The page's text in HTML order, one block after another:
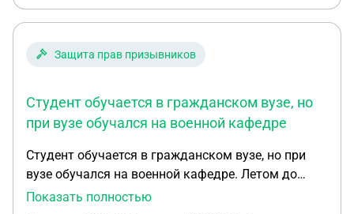
Защита прав призывников
Студент обучается в гражданском вузе, но
при вузе обучался на военной кафедре
Студент обучается в гражданском вузе, но при
вузе обучался на военной кафедре. Летом до
сборов медкомиссия в военкомате не допустила,
Показать полностью